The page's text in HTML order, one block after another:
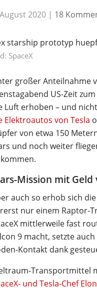
2020 | 18
SpaceX
großer Anteilnahme
US-Zeit
Luft erhoben – und
Elektroautos von Tesla
von etwa 150
und noch weiter
Mission mit Geld
auch so erhob sich
nur einem Raptor-
mittlerweile fast
9 macht, setzte
Kontakt dank
Transportmittel
und Tesla-Chef